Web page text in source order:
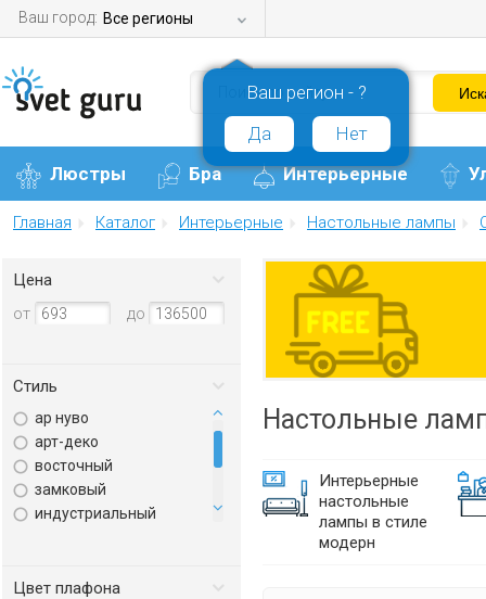
Ваш город: Все регионы
Ваш регион - ?
Да
Нет
Люстры Бра Интерьерные
Главная Каталог Интерьерные Настольные лампы
Цена
от
до
Стиль
ар нуво
арт-деко
восточный
замковый
индустриальный
минимализм
Цвет плафона
Настольные
Интерьерные
настольные
лампы в стиле
модерн